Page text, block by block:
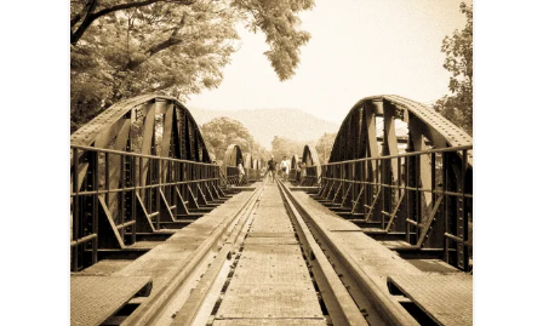
NOS BONNES ADRESSES